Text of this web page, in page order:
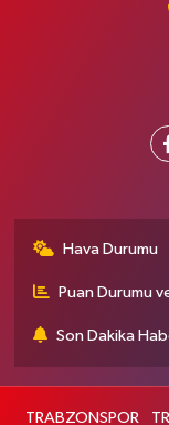
Hava Durumu
Puan Durumu
Son Dakika
TRABZONSPOR